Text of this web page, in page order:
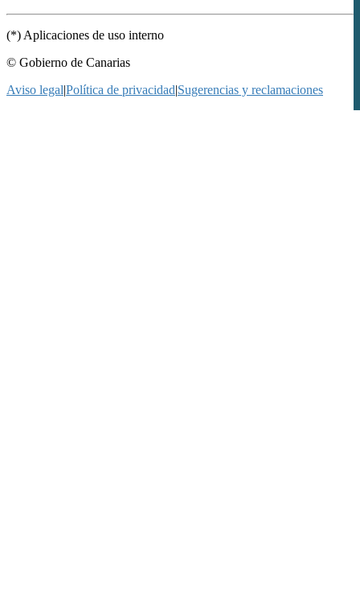
(*) Aplicaciones de uso interno
© Gobierno de Canarias
Aviso legal|Política de privacidad|Sugerencias y reclamaciones